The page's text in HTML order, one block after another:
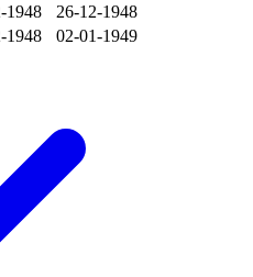
1948
26-12-1948
1948 02-01-1949